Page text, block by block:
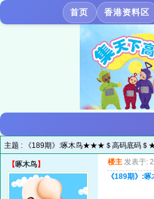
首页 香港资料区
主题 : 《189期》:啄木鸟★★★＄高码底码
【啄木鸟】 楼主 发表于:
《189期》: